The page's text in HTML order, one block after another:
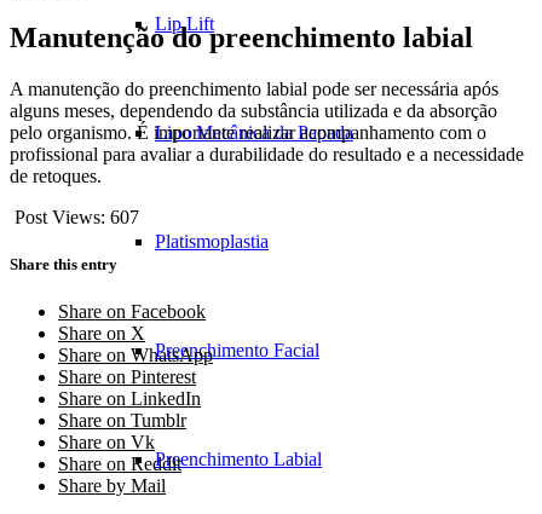
Lip Lift
Lipo Mecânica da Papada
Platismoplastia
Preenchimento Facial
Preenchimento Labial
Manutenção do preenchimento labial
A manutenção do preenchimento labial pode ser necessária após
alguns meses, dependendo da substância utilizada e da absorção
pelo organismo. É importante realizar acompanhamento com o
profissional para avaliar a durabilidade do resultado e a necessidade
de retoques.
Post Views: 607
Share this entry
Share on Facebook
Share on X
Share on WhatsApp
Share on Pinterest
Share on LinkedIn
Share on Tumblr
Share on Vk
Share on Reddit
Share by Mail